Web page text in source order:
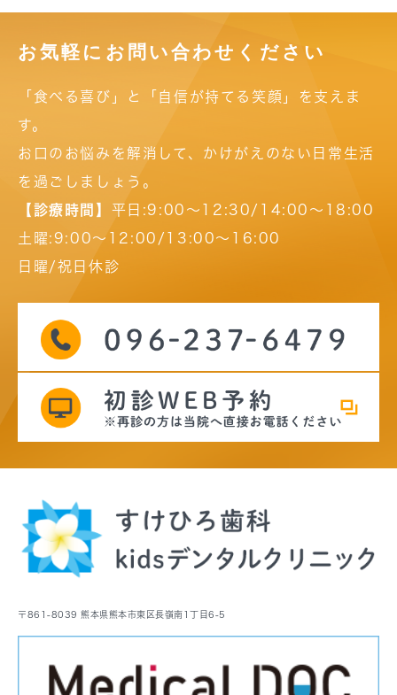
お気軽にお問い合わせください
「食べる喜び」と「自信が持てる笑顔」を支えま
す。
お口のお悩みを解消して、かけがえのない日常生活
を過ごしましょう。
【診療時間】 平日:9:00～12:30/14:00～18:00
土曜:9:00～12:00/13:00～16:00
日曜/祝日休診
〒861-8039 熊本県熊本市東区長嶺南1丁目6-5